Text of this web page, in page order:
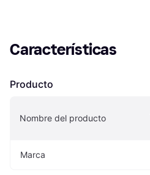
Características
Producto
Nombre del producto
Marca